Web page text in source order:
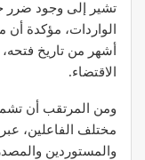
تشير إلى وجود ضرر
الاقتضاء.
ومن المرتقب أن
مختلف الفاعلين،
والمستوردين